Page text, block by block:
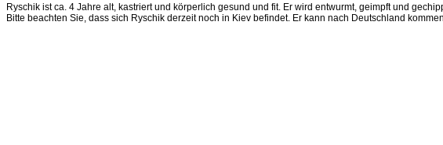
Ryschik ist ca. 4 Jahre alt, kastriert und körperlich gesund und fit. Er wird entwurmt, geimpft und
Bitte beachten Sie, dass sich Ryschik derzeit noch in Kiev befindet. Er kann nach Deutschland